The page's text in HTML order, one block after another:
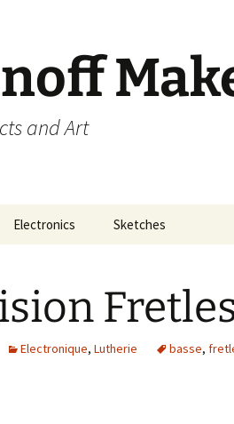
and Art
Electronics Sketches
Electronique, Lutherie basse,